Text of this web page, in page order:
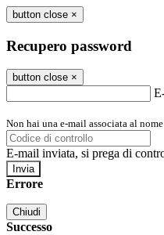
button close ×
Recupero password
button close ×
Non hai una e-mail associata al
E-mail inviata, si prega di
Errore
Chiudi
Successo